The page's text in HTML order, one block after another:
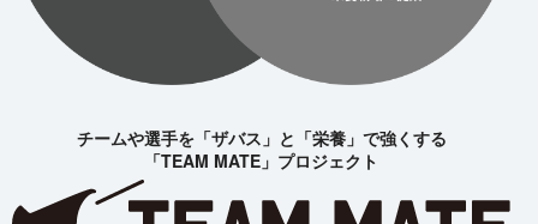
チームや選手を「ザバス」と「栄養」で強くする
「TEAM MATE」プロジェクト